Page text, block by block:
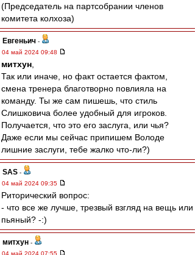
(Председатель на партсобрании членов
комитета колхоза)
Евгеньич -
04 май 2024 09:48
митхун
Так или иначе, но факт остается фактом,
смена тренера благотворно повлияла на
команду. Ты же сам пишешь, что стиль
Слишковича более удобный для игроков.
Получается, что это его заслуга, или чья?
Даже если мы сейчас припишем Володе
лишние заслуги, тебе жалко что-ли?)
SAS -
04 май 2024 09:35
Риторический вопрос:
- что все же лучше, трезвый взгляд на вещь или
пьяный? -:)
митхун -
04 май 2024 07:55